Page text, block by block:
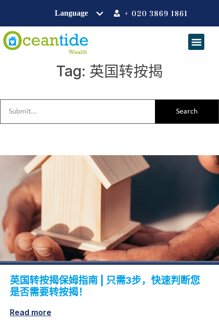
+ 020 3869 1861
Tag: 英国转按揭
Search
英国转按揭保姆指南 | 只需3步，快速判断您
是否需要转按揭！
Read more